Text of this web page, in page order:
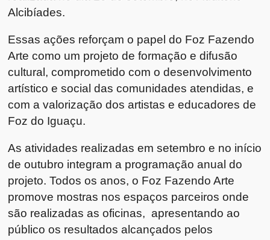
Alcibíades.
Essas ações reforçam o papel do Foz Fazendo
Arte como um projeto de formação e difusão
cultural, comprometido com o desenvolvimento
artístico e social das comunidades atendidas, e
com a valorização dos artistas e educadores de
Foz do Iguaçu.
As atividades realizadas em setembro e no início
de outubro integram a programação anual do
projeto. Todos os anos, o Foz Fazendo Arte
promove mostras nos espaços parceiros onde
são realizadas as oficinas, apresentando ao
público os resultados alcançados pelos